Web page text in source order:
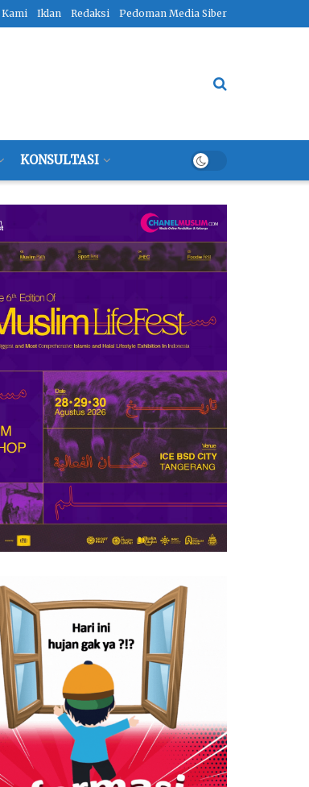
Iklan Redaksi Pedoman Media Siber
KONSULTASI